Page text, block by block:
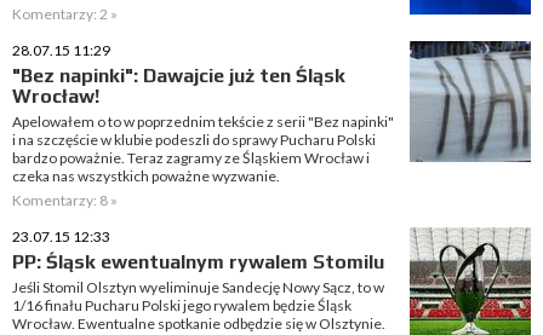
Komentarzy: 2 »
28.07.15 11:29
"Bez napinki": Dawajcie już ten Śląsk
Wrocław!
Apelowałem o to w poprzednim tekście z serii "Bez napinki"
i na szczęście w klubie podeszli do sprawy Pucharu Polski
bardzo poważnie. Teraz zagramy ze Śląskiem Wrocław i
czeka nas wszystkich poważne wyzwanie.
Komentarzy: 8 »
23.07.15 12:33
PP: Śląsk ewentualnym rywalem Stomilu
Jeśli Stomil Olsztyn wyeliminuje Sandecję Nowy Sącz, to w
1/16 finału Pucharu Polski jego rywalem będzie Śląsk
Wrocław. Ewentualne spotkanie odbędzie się w Olsztynie.